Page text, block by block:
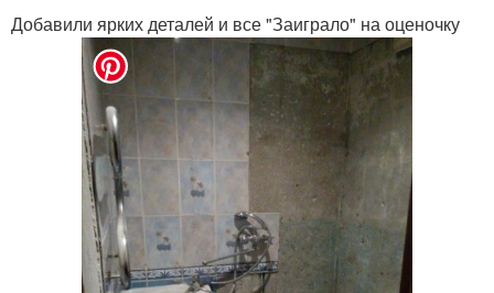
Добавили ярких деталей и все "Заиграло" на оценочку